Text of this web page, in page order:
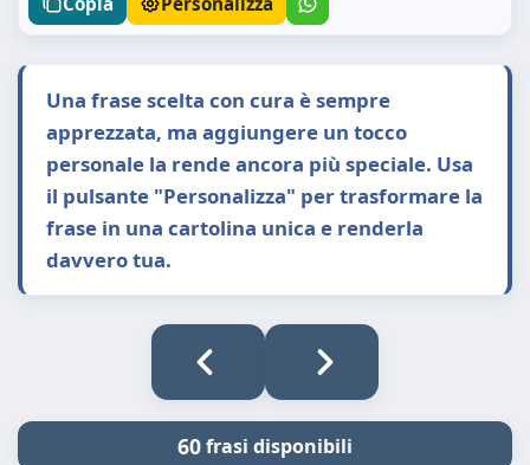
Una frase scelta con cura è sempre
apprezzata, ma aggiungere un tocco
personale la rende ancora più speciale. Usa
il pulsante "Personalizza" per trasformare la
frase in una cartolina unica e renderla
davvero tua.
60frasi disponibili